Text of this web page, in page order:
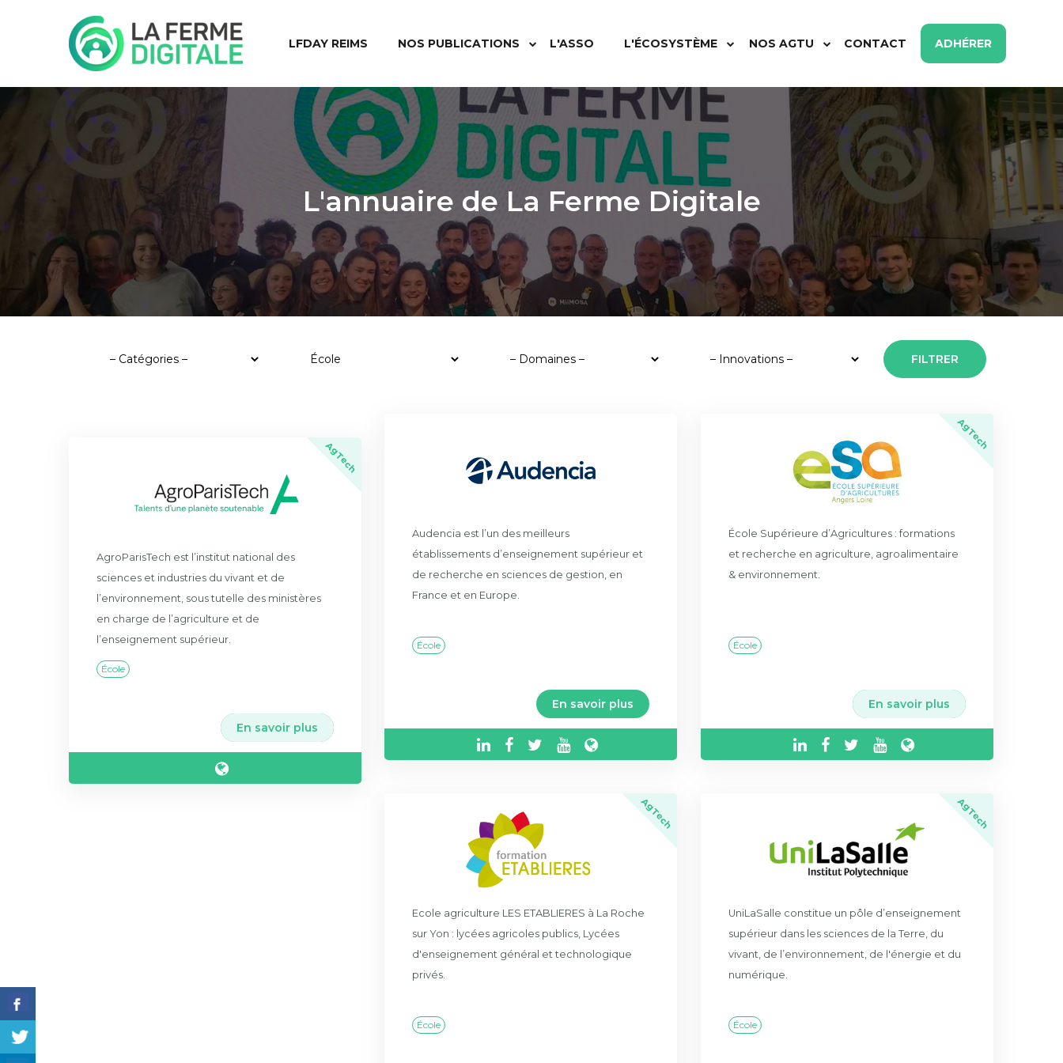
LFDAY REIMS NOS PUBLICATIONS L'ASSO L'ÉCOSYSTÈME NOS AGTU CONTACT ADHÉRER
L'annuaire de La Ferme Digitale
AgTech
AgroParisTech est l’institut national des
sciences et industries du vivant et de
l’environnement, sous tutelle des ministères
en charge de l’agriculture et de
l’enseignement supérieur.
École
En savoir plus
Audencia est l’un des meilleurs
établissements d’enseignement supérieur et
de recherche en sciences de gestion, en
France et en Europe.
École
En savoir plus
AgTech
École Supérieure d’Agricultures : formations
et recherche en agriculture, agroalimentaire
& environnement.
École
En savoir plus
AgTech
Ecole agriculture LES ETABLIERES à La Roche
sur Yon : lycées agricoles publics, Lycées
d'enseignement général et technologique
privés.
École
AgTech
UniLaSalle constitue un pôle d’enseignement
supérieur dans les sciences de la Terre, du
vivant, de l’environnement, de l'énergie et du
numérique.
École